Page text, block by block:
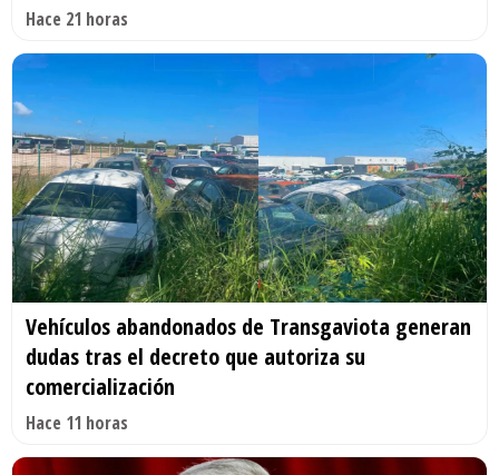
Hace 21 horas
Vehículos abandonados de Transgaviota generan
dudas tras el decreto que autoriza su
comercialización
Hace 11 horas